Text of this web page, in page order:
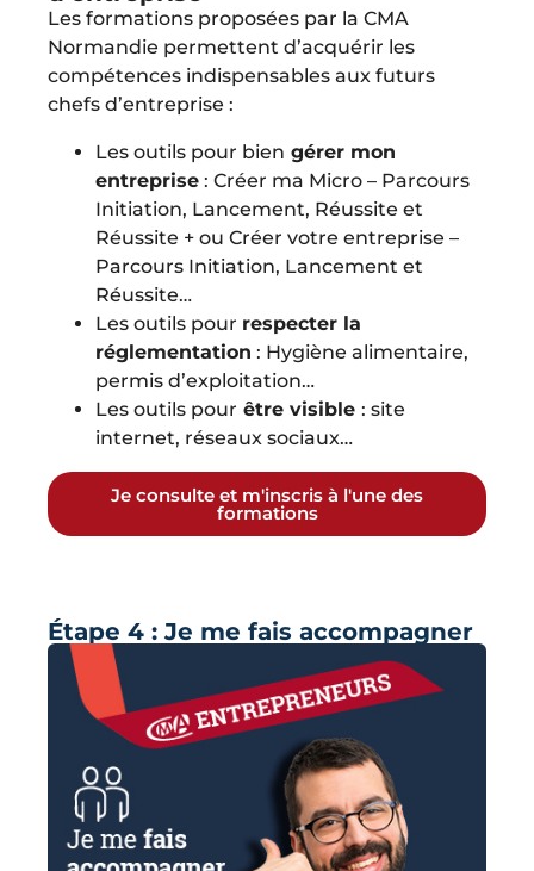
Les formations proposées par la CMA
Normandie permettent d’acquérir les
compétences indispensables aux futurs
chefs d’entreprise :
Les outils pour bien gérer mon
entreprise : Créer ma Micro – Parcours
Initiation, Lancement, Réussite et
Réussite + ou Créer votre entreprise –
Parcours Initiation, Lancement et
Réussite…
Les outils pour respecter la
réglementation : Hygiène alimentaire,
permis d’exploitation…
Les outils pour être visible : site
internet, réseaux sociaux…
Je consulte et m'inscris à l'une des
formations
Étape 4 : Je me fais accompagner